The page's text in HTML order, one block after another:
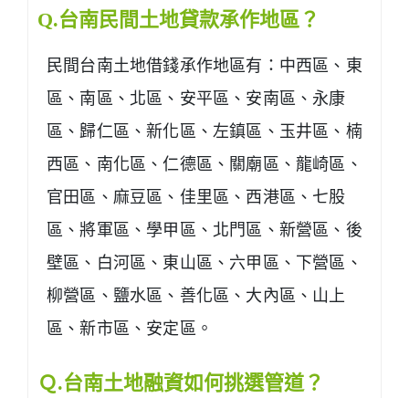
Q.台南民間土地貸款承作地區？
民間台南土地借錢承作地區有：中西區、東
區、南區、北區、安平區、安南區、永康
區、歸仁區、新化區、左鎮區、玉井區、楠
西區、南化區、仁德區、關廟區、龍崎區、
官田區、麻豆區、佳里區、西港區、七股
區、將軍區、學甲區、北門區、新營區、後
壁區、白河區、東山區、六甲區、下營區、
柳營區、鹽水區、善化區、大內區、山上
區、新市區、安定區。
Ｑ.台南土地融資如何挑選管道？